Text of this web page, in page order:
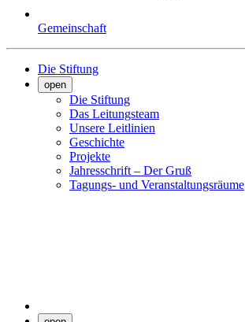
Gemeinschaft
Die Stiftung
open
Die Stiftung
Das Leitungsteam
Unsere Leitlinien
Geschichte
Projekte
Jahresschrift – Der Gruß
Tagungs- und Veranstaltungsräume